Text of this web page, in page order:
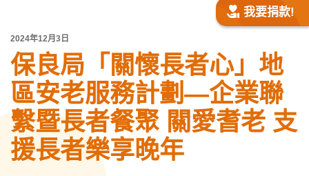
我要捐款!
2024年12月3日
保良局「關懷長者心」地
區安老服務計劃—企業聯
繫暨長者餐聚 關愛耆老 支
援長者樂享晚年